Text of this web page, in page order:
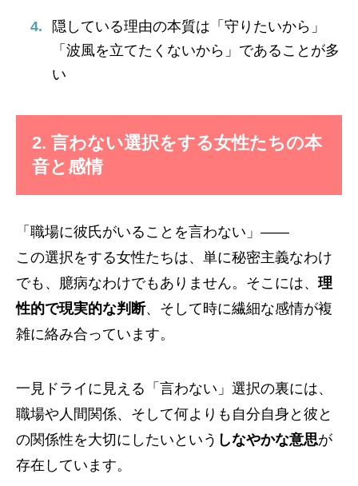
隠している理由の本質は「守りたいから」
「波風を立てたくないから」であることが多
い
2. 言わない選択をする女性たちの本
音と感情
「職場に彼氏がいることを言わない」――
この選択をする女性たちは、単に秘密主義なわけ
でも、臆病なわけでもありません。そこには、 理
性的で現実的な判断、そして時に繊細な感情が複
雑に絡み合っています。
一見ドライに見える「言わない」選択の裏には、
職場や人間関係、そして何よりも自分自身と彼と
の関係性を大切にしたいという しなやかな意思が
存在しています。